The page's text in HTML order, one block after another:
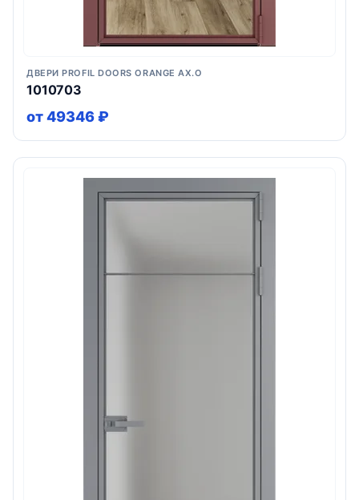
ДВЕРИ PROFIL DOORS ORANGE AX.O
1010703
от 49346 ₽